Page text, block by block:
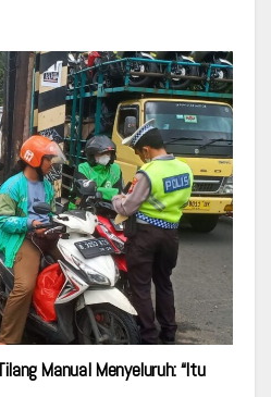
Manual Menyeluruh: “Itu